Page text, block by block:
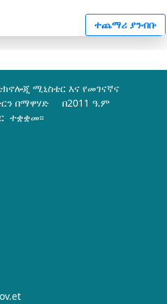
ተጨማሪ ያንብቡ
ሚኒስቴር እና የመገናኛና
በማዋሃድ በ2011 ዓ.ም
ተቋቋመ፡፡